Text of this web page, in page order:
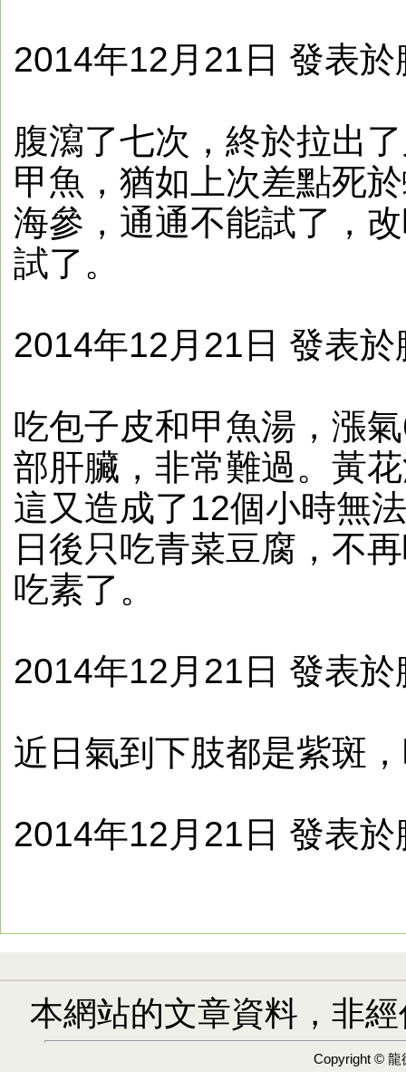
2014年12月21日 發表於
腹瀉了七次，終於拉出
甲魚，猶如上次差點死
海參，通通不能試了，
試了。
2014年12月21日 發表於
吃包子皮和甲魚湯，漲
部肝臟，非常難過。黃
這又造成了12個小時無
日後只吃青菜豆腐，不
吃素了。
2014年12月21日 發表於
近日氣到下肢都是紫斑
2014年12月21日 發表於
本網站的文章資料，非
Copyright © 龍